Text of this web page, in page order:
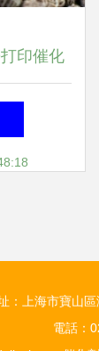
印催化
：上海市寶山
電話：